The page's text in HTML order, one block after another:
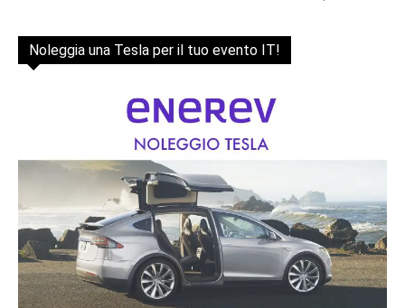
Noleggia una Tesla per il tuo evento IT!